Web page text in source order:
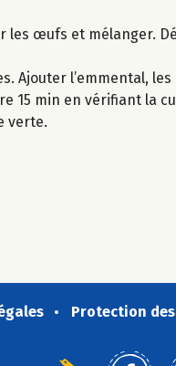
œufs et mélanger.
Ajouter l’emmental,
15 min en vérifiant la
verte.
Protection